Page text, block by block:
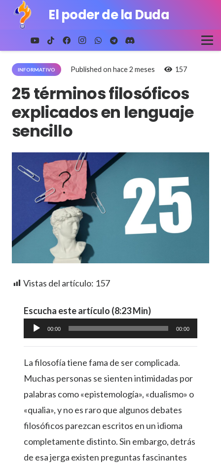
El poder de la Duda
INFORMATIVO Published onhace 2 meses 157
25 términos filosóficos
explicados en lenguaje
sencillo
Vistas del artículo: 157
Escucha este artículo (8:23 Min)
Reproductor
de
audio
00:00 00:00
La filosofía tiene fama de ser complicada.
Muchas personas se sienten intimidadas por
palabras como «epistemología», «dualismo» o
«qualia», y no es raro que algunos debates
filosóficos parezcan escritos en un idioma
completamente distinto. Sin embargo, detrás
de esa jerga existen preguntas fascinantes